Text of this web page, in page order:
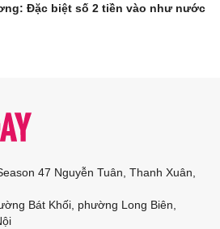
Đặc biệt số 2 tiền vào như nước
47 Nguyễn Tuân, Thanh Xuân,
Bát Khối, phường Long Biên,